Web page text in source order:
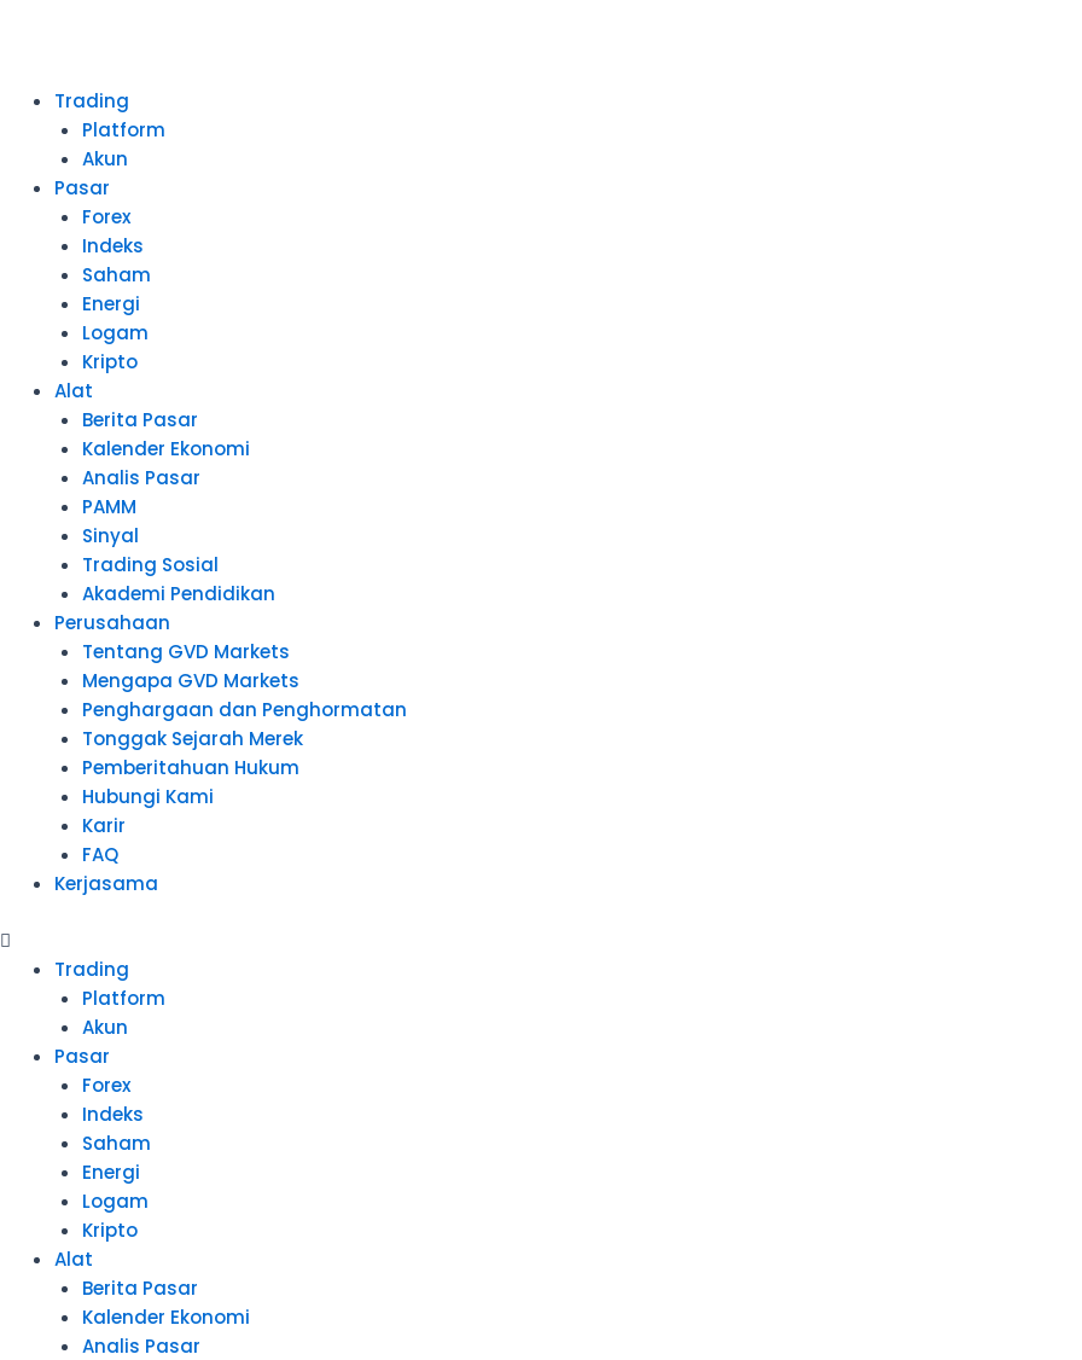
Trading
Platform
Akun
Pasar
Forex
Indeks
Saham
Energi
Logam
Kripto
Alat
Berita Pasar
Kalender Ekonomi
Analis Pasar
PAMM
Sinyal
Trading Sosial
Akademi Pendidikan
Perusahaan
Tentang GVD Markets
Mengapa GVD Markets
Penghargaan dan Penghormatan
Tonggak Sejarah Merek
Pemberitahuan Hukum
Hubungi Kami
Karir
FAQ
Kerjasama
Menu
Trading
Platform
Akun
Pasar
Forex
Indeks
Saham
Energi
Logam
Kripto
Alat
Berita Pasar
Kalender Ekonomi
Analis Pasar